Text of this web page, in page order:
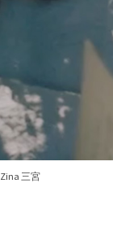
Zina 三宮